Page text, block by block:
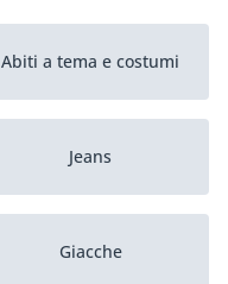
Abiti a tema e costumi
Jeans
Giacche